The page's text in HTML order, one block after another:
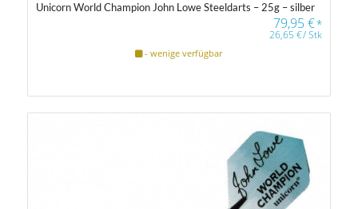
Unicorn World Champion John Lowe Steeldarts – 25g – silber
79,95€*
26,65€/Stk
- wenige verfügbar